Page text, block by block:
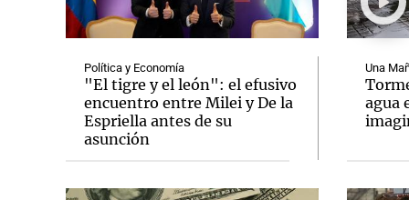
Política y Economía
"El tigre y el león": el efusivo
encuentro entre Milei y De la
Espriella antes de su
asunción
Una
agua
Notas